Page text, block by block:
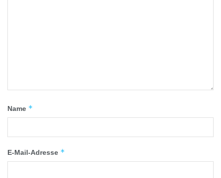
Name *
E-Mail-Adresse *